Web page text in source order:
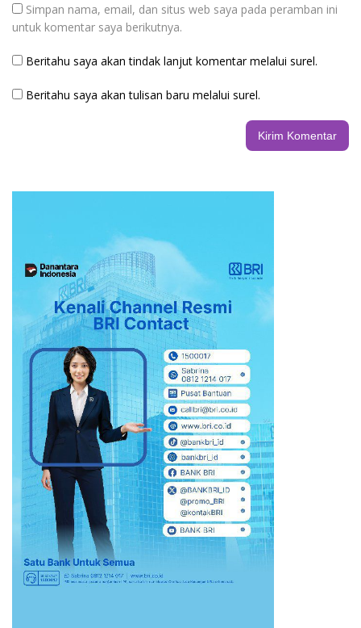
Simpan nama, email, dan situs web saya pada peramban ini
untuk komentar saya berikutnya.
Beritahu saya akan tindak lanjut komentar melalui surel.
Beritahu saya akan tulisan baru melalui surel.